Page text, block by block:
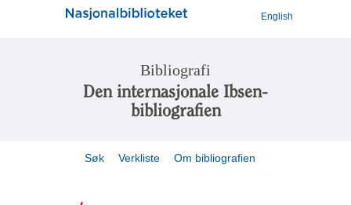
English
Bibliografi
Den internasjonale Ibsen-
bibliografien
Søk Verkliste Om bibliografien